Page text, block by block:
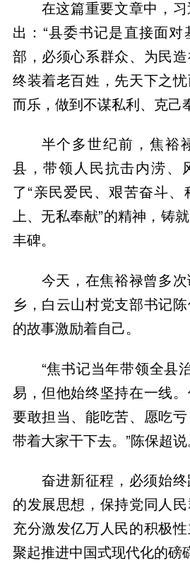
在这篇重要文章中，
出：“县委书记是直接面
部，必须心系群众、为民
终装着老百姓，先天下之
而乐，做到不谋私利、克己
半个多世纪前，焦裕
县，带领人民抗击内涝、
了“亲民爱民、艰苦奋斗
上、无私奉献”的精神，铸
丰碑。
今天，在焦裕禄曾多
乡，白云山村党支部书记
的故事激励着自己。
“焦书记当年带领全县
易，但他始终坚持在一线
要敢担当、能吃苦、愿吃
带着大家干下去。”陈保超说
奋进新征程，必须始
的发展思想，保持党同人
充分激发亿万人民的积极
聚起推进中国式现代化的磅